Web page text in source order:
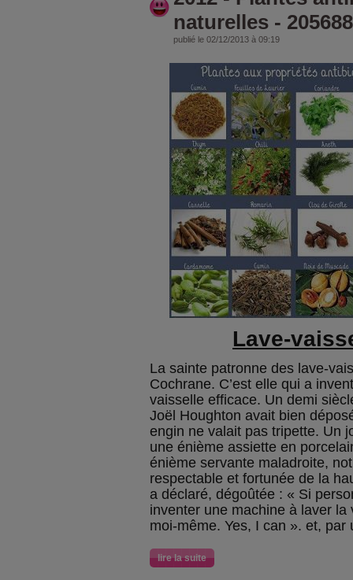
naturelles - 205688
publié le 02/12/2013 à 09:19
Lave-
La sainte patronne des lave-
Cochrane. C’est elle qui a
vaisselle efficace. Un demi
Joël Houghton avait bien
engin ne valait pas tripette. Un
une énième assiette en
énième servante maladroite,
respectable et fortunée de la
a déclaré, dégoûtée : « Si
inventer une machine à laver
moi-même. Yes, I can ». et, par
lire la suite